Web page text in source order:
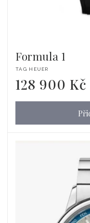
Formula 1
Dodavatel:
TAG HEUER
Běžná
cena
128 900 Kč